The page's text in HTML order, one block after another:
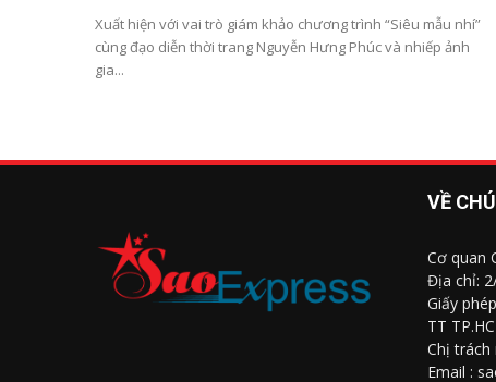
Xuất hiện với vai trò giám khảo chương trình “Siêu mẫu nhí”
cùng đạo diễn thời trang Nguyễn Hưng Phúc và nhiếp ảnh
gia...
VỀ
Cơ quan
Địa chỉ:
Giấy
TT
Chị trách
Email :